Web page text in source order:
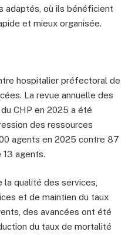
adaptés, où ils bénéficient
et mieux organisée.
hospitalier préfectoral de
La revue annuelle des
CHP en 2025 a été
des ressources
agents en 2025 contre 87
13 agents.
la qualité des services,
et de maintien du taux
des avancées ont été
du taux de mortalité